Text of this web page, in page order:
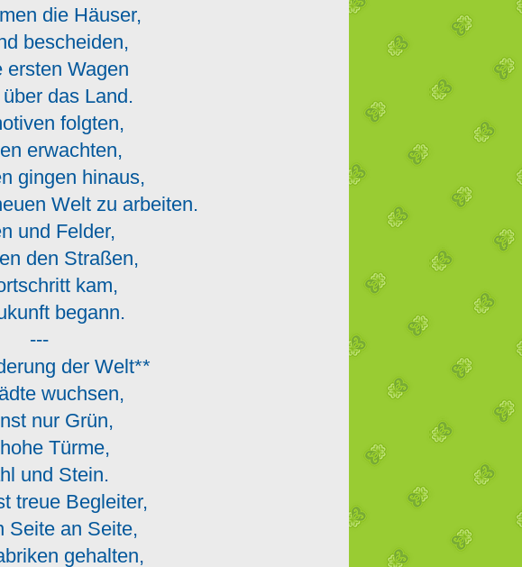
die Häuser,
bescheiden,
ersten Wagen
das Land.
folgten,
erwachten,
gingen hinaus,
Welt zu arbeiten.
und Felder,
den Straßen,
kam,
begann.
---
der Welt**
wuchsen,
nur Grün,
Türme,
und Stein.
treue Begleiter,
Seite an Seite,
gehalten,